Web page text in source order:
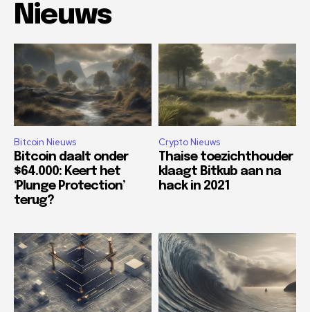
Nieuws
Bitcoin Nieuws
Bitcoin daalt onder
$64.000: Keert het
‘Plunge Protection’
terug?
Crypto Nieuws
Thaise toezichthouder
klaagt Bitkub aan na
hack in 2021